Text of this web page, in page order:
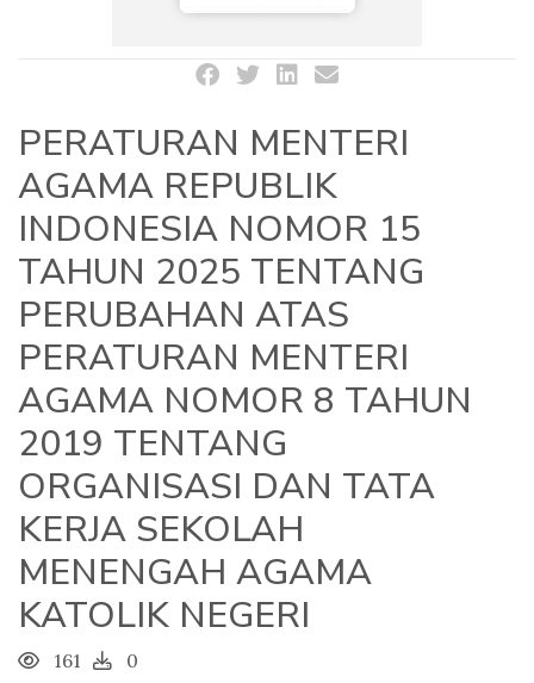
PERATURAN MENTERI
AGAMA REPUBLIK
INDONESIA NOMOR 15
TAHUN 2025 TENTANG
PERUBAHAN ATAS
PERATURAN MENTERI
AGAMA NOMOR 8 TAHUN
2019 TENTANG
ORGANISASI DAN TATA
KERJA SEKOLAH
MENENGAH AGAMA
KATOLIK NEGERI
161
0